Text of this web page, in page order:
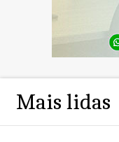
Mais lidas